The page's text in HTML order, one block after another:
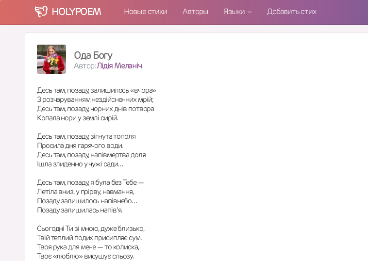
HOLYPOEM Новые стихи Авторы Языки Добавить стих
Ода Богу
Автор:Лідія Меланіч
Десь там, позаду, залишилось «вчора»
З розчаруванням нездійсненних мрій;
Десь там, позаду, чорних днів потвора
Копала нори у землі сирій.
Десь там, позаду, зігнута тополя
Просила дня гарячого води.
Десь там, позаду, напівмертва доля
Ішла злиденно у чужі сади…
Десь там, позаду, я була без Тебе —
Летіла вниз, у прірву, навмання,
Позаду залишилось напівнебо…
Позаду залишилась напів’я.
Сьогодні Ти зі мною, дуже близько,
Твій теплий подих присипляє сум.
Твоя рука для мене — то колиска,
Твоє «люблю» висушує сльозу.